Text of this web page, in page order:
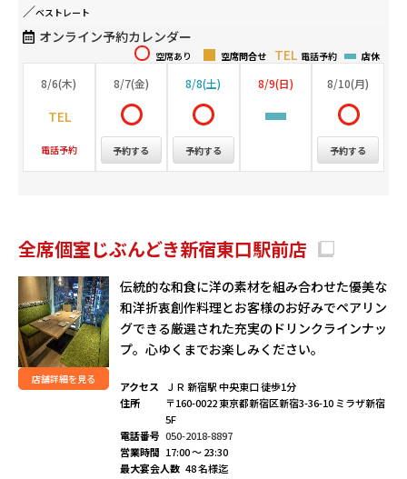
ベストレート
オンライン予約カレンダー
店休
電話予約
空席問合せ
空席あり
8/6(木)
電話予約
8/7(金)
予約する
8/8(土)
予約する
8/9(日) 8/10(月)
予約する
全席個室じぶんどき新宿東口駅前店
店舗詳細を見る
伝統的な和食に洋の素材を組み合わせた優美な
和洋折衷創作料理とお客様のお好みでペアリン
グできる厳選された充実のドリンクラインナッ
プ。心ゆくまでお楽しみください。
アクセス
ＪＲ 新宿駅 中央東口 徒歩1分
住所
〒160-0022 東京都新宿区新宿3-36-10 ミラザ新宿
5F
電話番号 050-2018-8897
営業時間 17:00 ～ 23:30
最大宴会人数 48 名様迄